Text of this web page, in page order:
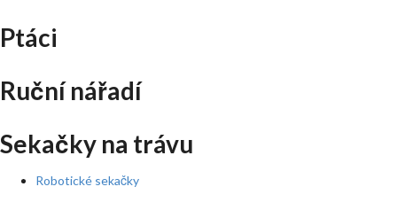
Ptáci
Ruční nářadí
Sekačky na trávu
Robotické sekačky